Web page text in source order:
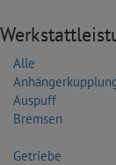
Alle
Auspuff
Bremsen
Getriebe